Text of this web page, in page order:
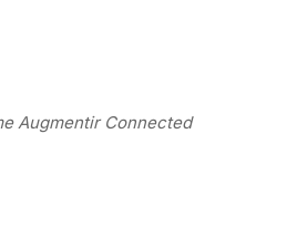
Augmentir Connected